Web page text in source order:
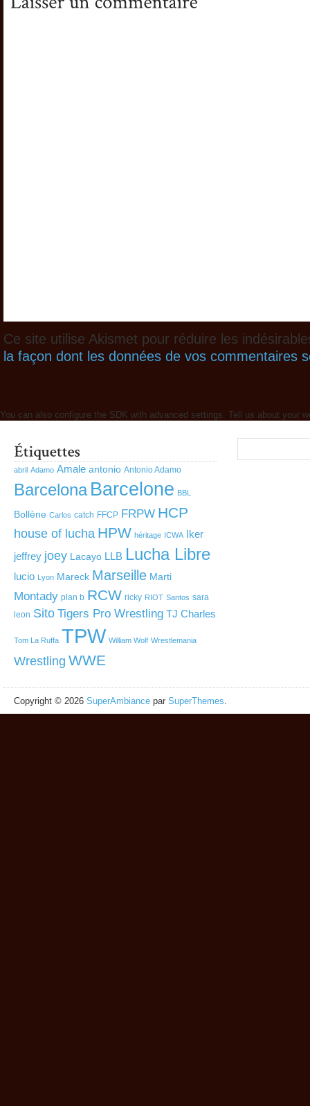
Ce site utilise Akismet pour réduire les
la façon dont les données de vos commentaires
You can also configure the SDK with advanced settings. Tell us about your
abril Adamo Amale antonio Antonio Adamo
Barcelona Barcelone BBL
Bollène Carlos catch FFCP FRPW HCP
house of lucha HPW héritage ICWA Iker
jeffrey joey Lacayo LLB Lucha Libre
lucio Lyon Mareck Marseille Marti
Montady plan b RCW ricky RIOT Santos sara
leon Sito Tigers Pro Wrestling TJ Charles
Tom La Ruffa TPW William Wolf Wrestlemania
Wrestling WWE
Copyright © 2026 SuperAmbiance par SuperThemes